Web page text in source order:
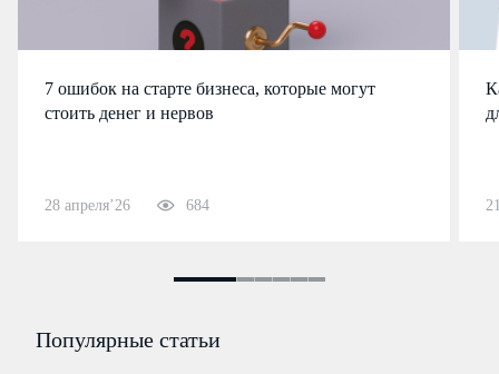
7 ошибок на старте бизнеса, которые могут
стоить денег и нервов
28 апреля’26 684
Популярные статьи